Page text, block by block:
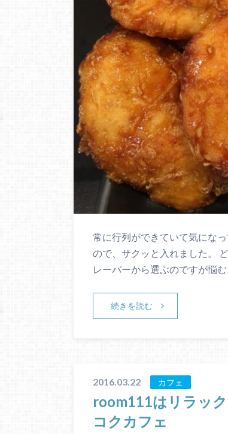
常に行列ができていて気にな
ので、サクッと入れました。
レーバーから選ぶのですが悩
続きを読む
2016.03.22 カフェ
room111はリラッ
コクカフェ